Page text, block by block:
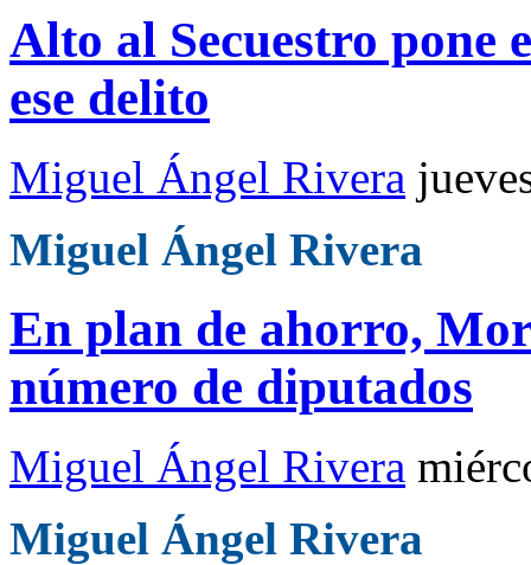
Alto al Secuestro pone
ese delito
Miguel Ángel Rivera
Miguel Ángel Rivera
En plan de ahorro,
número de diputados
Miguel Ángel Rivera
Miguel Ángel Rivera